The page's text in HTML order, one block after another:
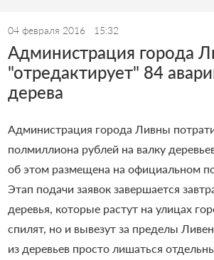
04 февраля 2016 15:32
Администрация города
"отредактирует" 84
дерева
Администрация города Ливны
полмиллиона рублей на валку
об этом размещена на официальном
Этап подачи заявок завершается
деревья, которые растут на улицах
спилят, но и вывезут за пределы
из деревьев просто лишаться